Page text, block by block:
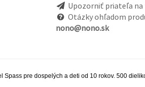
Upozorniť priateľa
Otázky ohľadom
nono@nono.sk
Spass pre dospelých a deti od 10 rokov. 500